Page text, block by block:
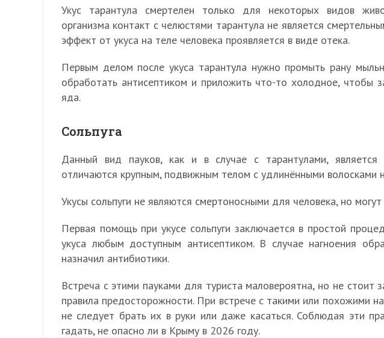
Укус тарантула смертелен только для некоторых видов
организма контакт с челюстями тарантула не является
эффект от укуса на теле человека проявляется в виде отека.
Первым делом после укуса тарантула нужно промыть рану
обработать антисептиком и приложить что-то холодное, чтобы
яда.
Сольпуга
Данный вид пауков, как и в случае с тарантулами,
отличаются крупным, подвижным телом с удлинёнными волосками
Укусы сольпуги не являются смертоносными для человека, но
Первая помощь при укусе сольпуги заключается в простой
укуса любым доступным антисептиком. В случае нагноения
назначил антибиотики.
Встреча с этими пауками для туриста маловероятна, но не стоит
правила предосторожности. При встрече с такими или похожими
не следует брать их в руки или даже касаться. Соблюдая эти
гадать, не опасно ли в Крыму в 2026 году.